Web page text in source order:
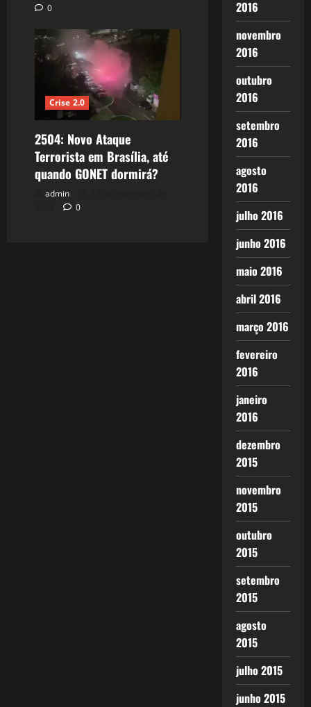
0
Crise 2.0
2504: Novo Ataque
Terrorista em Brasília, até
quando GONET dormirá?
admin
0
2016
novembro
2016
outubro
2016
setembro
2016
agosto
2016
julho 2016
junho 2016
maio 2016
abril 2016
março 2016
fevereiro
2016
janeiro
2016
dezembro
2015
novembro
2015
outubro
2015
setembro
2015
agosto
2015
julho 2015
junho 2015